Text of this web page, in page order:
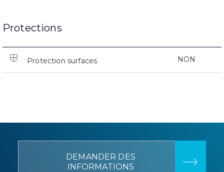
Protections
Protection surfaces NON
DEMANDER DES
INFORMATIONS